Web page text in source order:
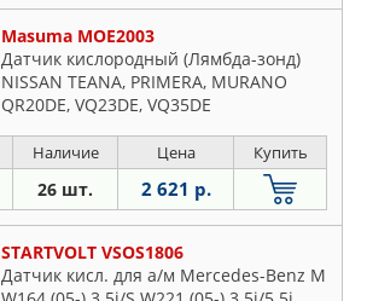
Masuma MOE2003
Датчик кислородный (Лямбда-зонд)
NISSAN TEANA, PRIMERA, MURANO
QR20DE, VQ23DE, VQ35DE
Наличие Цена Купить
26 шт. 2 621 р.
STARTVOLT VSOS1806
Датчик кисл. для а/м Mercedes-Benz M